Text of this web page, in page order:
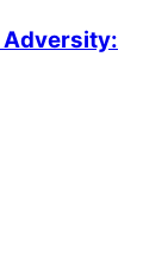
Adversity: